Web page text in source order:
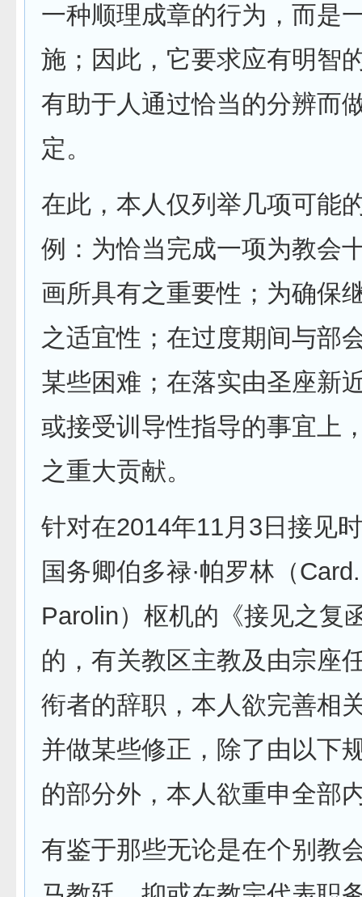
一种顺理成章的行为，而是
施；因此，它要求应有明智
有助于人通过恰当的分辨而
定。
在此，本人仅列举几项可能
例：为恰当完成一项为教会
画所具有之重要性；为确保
之适宜性；在过度期间与部
某些困难；在落实由圣座新
或接受训导性指导的事宜上
之重大贡献。
针对在2014年11月3日接见
国务卿伯多禄·帕罗林（
Parolin）枢机的《接见之复
的，有关教区主教及由宗座
衔者的辞职，本人欲完善相
并做某些修正，除了由以下
的部分外，本人欲重申全部
有鉴于那些无论是在个别教